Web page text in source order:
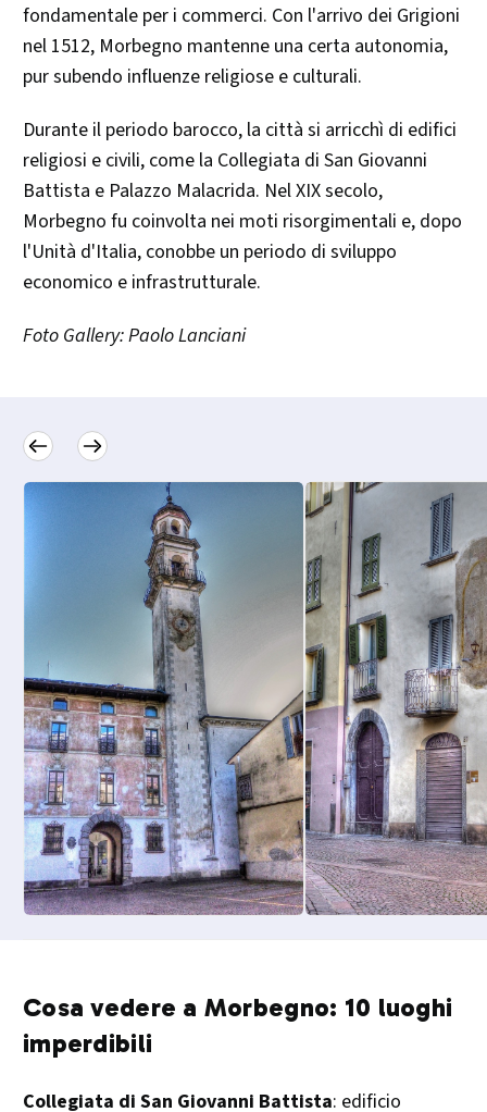
fondamentale per i commerci. Con l'arrivo dei Grigioni
nel 1512, Morbegno mantenne una certa autonomia,
pur subendo influenze religiose e culturali.
Durante il periodo barocco, la città si arricchì di edifici
religiosi e civili, come la Collegiata di San Giovanni
Battista e Palazzo Malacrida. Nel XIX secolo,
Morbegno fu coinvolta nei moti risorgimentali e, dopo
l'Unità d'Italia, conobbe un periodo di sviluppo
economico e infrastrutturale.​
Foto Gallery: Paolo Lanciani
Cosa vedere a Morbegno: 10 luoghi
imperdibili
Collegiata di San Giovanni Battista: edificio